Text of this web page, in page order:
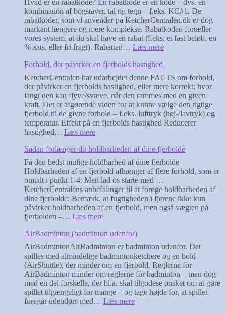
kombination af bogstaver, tal og tegn – f.eks. KC#1. De
rabatkoder, som vi anvender på KetcherCentralen.dk er dog
markant længere og mere komplekse. Rabatkoden fortæller
vores system, at du skal have en rabat (f.eks. et fast beløb, en
%-sats, eller fri fragt). Rabatten… Læs mere:
Forhold, der påvirker en fjerbolds hastighed
KetcherCentralen har udarbejdet denne FACTS om forhold,
der påvirker en fjerbolds hastighed, eller mere korrekt; hvor
langt den kan flyve/svæve, når den rammes med en given
kraft. Det er afgørende viden for at kunne vælge den rigtige
fjerbold til de givne forhold – f.eks. lufttryk (høj-/lavtryk) og
temperatur. Effekt på en fjerbolds hastighed Reducerer
hastighed… Læs mere:
der
påvirker
en
fjerbolds
hastighed
Sådan forlænger du holdbarheden af dine fjerbolde
Få den bedst mulige holdbarhed af dine fjerbolde
Holdbarheden af en fjerbold afhænger af flere forhold, som er
omtalt i punkt 1-4: Men lad os starte med …
KetcherCentralens anbefalinger til at forøge holdbarheden af
dine fjerbolde: Bemærk, at fugtigheden i fjerene ikke kun
påvirker holdbarheden af en fjerbold, men også vægten på
fjerbolden –… Læs mere:
forlænger
du
holdbarheden
af
dine
fjerbolde
AirBadminton (badminton udenfor)
AirBadmintonAirBadminton er badminton udenfor. Det
spilles med almindelige badmintonketchere og en bold
(AirShuttle), der minder om en fjerbold. Reglerne for
AirBadminton minder om reglerne for badminton – men dog
med en del forskelle, der bl.a. skal tilgodese ønsket om at gøre
spillet tilgængeligt for mange – og tage højde for, at spillet
foregår udendørs med… Læs mere: